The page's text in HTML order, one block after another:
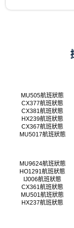
MU505航班狀態
CX377航班狀態
CX381航班狀態
HX239航班狀態
CX367航班狀態
MU5017航班狀態
MU9624航班狀態
HO1291航班狀態
IJ006航班狀態
CX361航班狀態
MU501航班狀態
HX237航班狀態